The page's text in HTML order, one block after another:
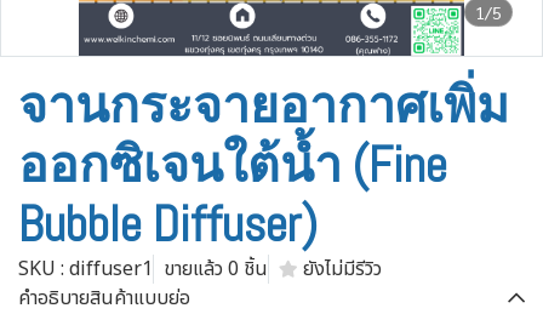
1/5
จานกระจายอากาศเพิ่ม
ออกซิเจนใต้น้ำ (Fine
Bubble Diffuser)
SKU : diffuser1 ขายแล้ว 0 ชิ้น
ยังไม่มีรีวิว
คำอธิบายสินค้าแบบย่อ